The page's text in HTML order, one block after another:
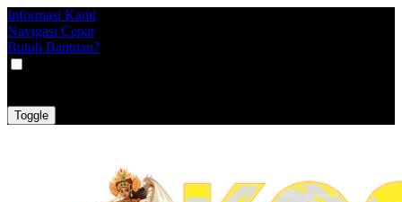
Informasi Kami
Navigasi Cepat
Butuh Bantuan?
Toggle